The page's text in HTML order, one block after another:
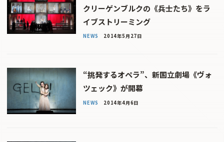
クリーゲンブルクの《兵士たち》をラ
イブストリーミング
NEWS 2014年5月27日
“挑発するオペラ”、新国立劇場《ヴォ
ツェック》が開幕
NEWS 2014年4月6日